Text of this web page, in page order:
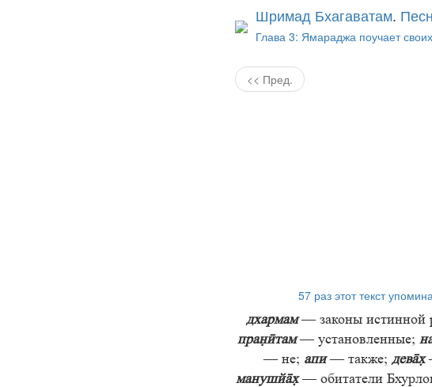
Шримад Бхагаватам.
Глава 3: Ямараджа поучает
<< Пред.
57 раз этот текст
дхармам— законы истинной
праӣтам— установленные;
— не; апи— также; дев
манушй— обитатели